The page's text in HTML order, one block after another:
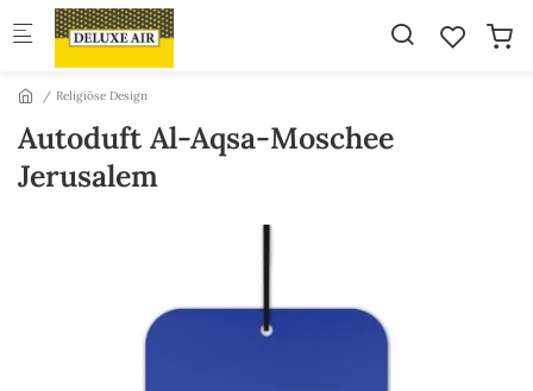
Skip to main content
Religiöse Design
Autoduft Al-Aqsa-Moschee
Jerusalem